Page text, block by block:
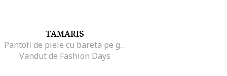
TAMARIS
Pantofi de piele cu bareta pe glezna, Negru
Vandut de Fashion Days